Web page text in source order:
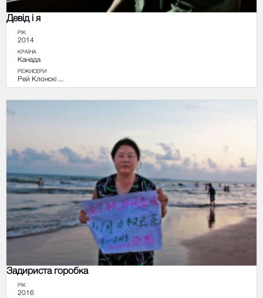
Девід і я
РІК
2014
КРАЇНА
Канада
РЕЖИСЕРИ
Рей Клонскі ...
Задириста горобка
РІК
2016